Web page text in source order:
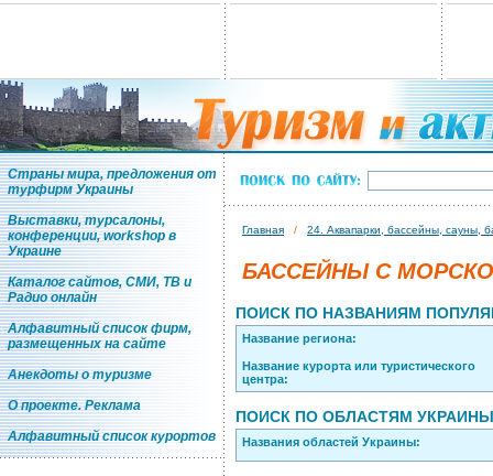
Страны мира, предложения от
турфирм Украины
Выставки, турсалоны,
конференции, workshop в
Украине
Каталог сайтов, СМИ, ТВ и
Радио онлайн
Алфавитный список фирм,
размещенных на сайте
Анекдоты о туризме
О проекте. Реклама
Алфавитный список курортов
Главная / 24. Аквапарки, бассейны, сауны,
БАССЕЙНЫ С
ПОИСК ПО НАЗВАНИЯМ
Название региона:
Название курорта или туристического
центра:
ПОИСК ПО ОБЛАСТЯМ УКРАИНЫ
Названия областей Украины: